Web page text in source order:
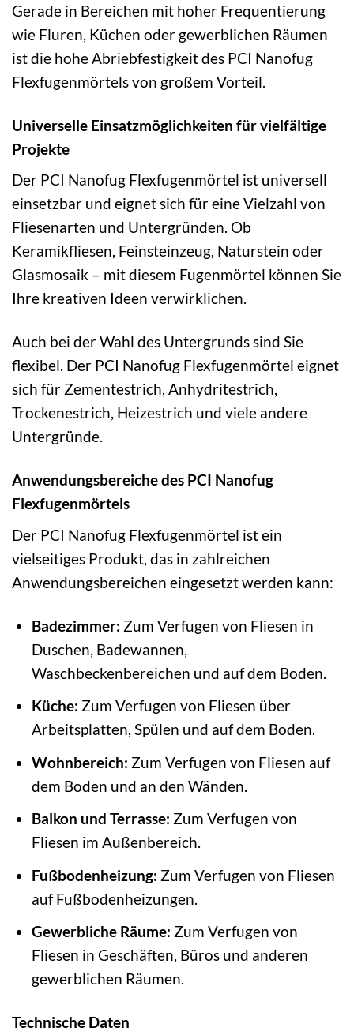
Gerade in Bereichen mit hoher Frequentierung
wie Fluren, Küchen oder gewerblichen Räumen
ist die hohe Abriebfestigkeit des PCI Nanofug
Flexfugenmörtels von großem Vorteil.
Universelle Einsatzmöglichkeiten für vielfältige
Projekte
Der PCI Nanofug Flexfugenmörtel ist universell
einsetzbar und eignet sich für eine Vielzahl von
Fliesenarten und Untergründen. Ob
Keramikfliesen, Feinsteinzeug, Naturstein oder
Glasmosaik – mit diesem Fugenmörtel können Sie
Ihre kreativen Ideen verwirklichen.
Auch bei der Wahl des Untergrunds sind Sie
flexibel. Der PCI Nanofug Flexfugenmörtel eignet
sich für Zementestrich, Anhydritestrich,
Trockenestrich, Heizestrich und viele andere
Untergründe.
Anwendungsbereiche des PCI Nanofug
Flexfugenmörtels
Der PCI Nanofug Flexfugenmörtel ist ein
vielseitiges Produkt, das in zahlreichen
Anwendungsbereichen eingesetzt werden kann:
Badezimmer: Zum Verfugen von Fliesen in
Duschen, Badewannen,
Waschbeckenbereichen und auf dem Boden.
Küche: Zum Verfugen von Fliesen über
Arbeitsplatten, Spülen und auf dem Boden.
Wohnbereich: Zum Verfugen von Fliesen auf
dem Boden und an den Wänden.
Balkon und Terrasse: Zum Verfugen von
Fliesen im Außenbereich.
Fußbodenheizung: Zum Verfugen von Fliesen
auf Fußbodenheizungen.
Gewerbliche Räume: Zum Verfugen von
Fliesen in Geschäften, Büros und anderen
gewerblichen Räumen.
Technische Daten